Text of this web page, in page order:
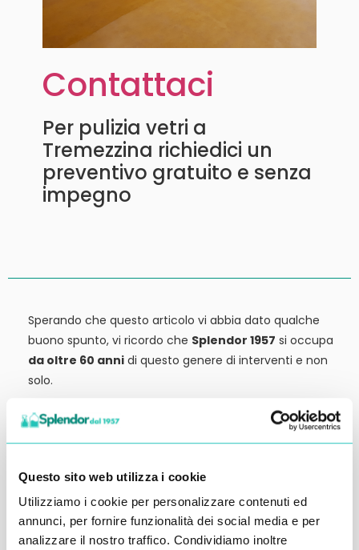
Questo sito web utilizza i cookie
Utilizziamo i cookie per personalizzare contenuti ed
annunci, per fornire funzionalità dei social media e per
analizzare il nostro traffico. Condividiamo inoltre
Contattaci
Per pulizia vetri a
Tremezzina richiedici un
preventivo gratuito e senza
impegno
Sperando che questo articolo vi abbia dato qualche
buono spunto, vi ricordo che Splendor 1957 si occupa
da oltre 60 anni di questo genere di interventi e non
solo.
Siamo anche
rivenditori di detergenti, macchinari
ed attrezzature:
tutto ciò che potrebbe servirvi,
Contattateci qui per preventivi o anche solo per
richiedere qualche informazione.
Ci vediamo al prossimo articolo.